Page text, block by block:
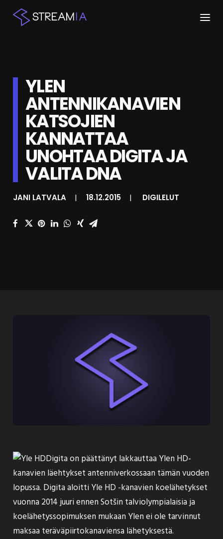
ARTIKKELIT
STREAMIT
KESKUSTELU
SHOP
HAKU
YLEN
ANTENNIKANAVIEN
KATSOJIEN
KANNATTAA
UNOHTAA DIGITA JA
VALITA DNA
JANI LATVALA | 18.12.2015 | DIGILELUT
Digita on päättänyt lakkauttaa Ylen HD-
kanavien läehtykset antenniverkossaan tämän vuoden
lopussa. Digita aloitti Yle HD -kanavien koelähetykset
vuonna 2014 juuri ennen Sotšin talviolympialaisia ja
koelähetyssopimuksen mukaan Ylen ei ole tarvinnut
maksaa teräväpiirtokanaviensa lähetyksestä.